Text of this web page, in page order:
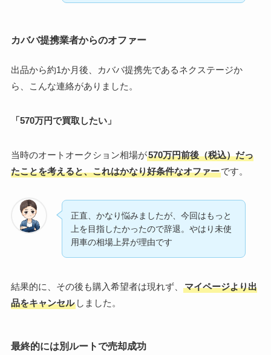
カババ提携業者からのオファー
出品から約1か月後、カババ提携先であるネクステージか
ら、こんな連絡がありました。
「570万円で買取したい」
当時のオートオークション相場が570万円前後（税込）だっ
たことを考えると、これはかなり好条件なオファーです。
正直、かなり悩みましたが、今回はもっと
上を目指したかったので辞退。やはり未使
用車の相場上昇が理由です
結果的に、その後も購入希望者は現れず、
マイページより出
品をキャンセルしました。
最終的には別ルートで売却成功